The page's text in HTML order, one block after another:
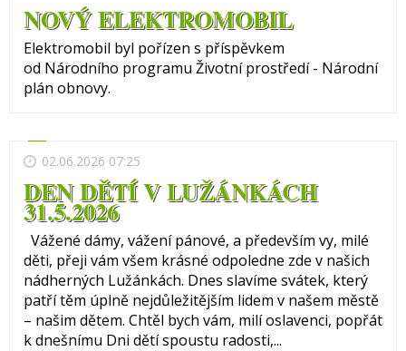
NOVÝ ELEKTROMOBIL
Elektromobil byl pořízen s příspěvkem
od Národního programu Životní prostředí - Národní
plán obnovy.
02.06.2026 07:25
DEN DĚTÍ V LUŽÁNKÁCH
31.5.2026
Vážené dámy, vážení pánové, a především vy, milé
děti, přeji vám všem krásné odpoledne zde v našich
nádherných Lužánkách. Dnes slavíme svátek, který
patří těm úplně nejdůležitějším lidem v našem městě
– našim dětem. Chtěl bych vám, milí oslavenci, popřát
k dnešnímu Dni dětí spoustu radosti,...